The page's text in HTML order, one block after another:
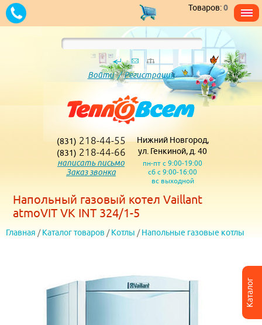
Каталог
Товаров:0
Войти/Регистрация
(831) 218-44-55
(831) 218-44-66
написать письмо
Заказ звонка
Нижний Новгород,
ул. Генкиной, д. 40
пн-пт с 9:00-19:00
сб с 9:00-16:00
вс выходной
Напольный газовый котел Vaillant
atmoVIT VK INT 324/1-5
Главная / Каталог товаров / Котлы / Напольные газовые котлы